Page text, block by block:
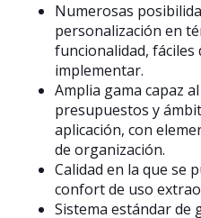
Numerosas
personalización en
funcionalidad, fáciles
implementar.
Amplia gama capaz
presupuestos y
aplicación, con
de organización.
Calidad en la que se
confort de uso
Sistema estándar de